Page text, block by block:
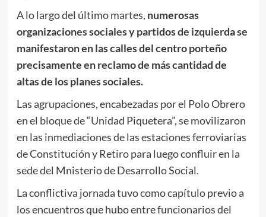
A lo largo del último martes, numerosas
organizaciones sociales y partidos de izquierda se
manifestaron en las calles del centro porteño
precisamente en reclamo de más cantidad de
altas de los planes sociales.
Las agrupaciones, encabezadas por el Polo Obrero
en el bloque de “Unidad Piquetera”, se movilizaron
en las inmediaciones de las estaciones ferroviarias
de Constitución y Retiro para luego confluir en la
sede del Mnisterio de Desarrollo Social.
La conflictiva jornada tuvo como capítulo previo a
los encuentros que hubo entre funcionarios del